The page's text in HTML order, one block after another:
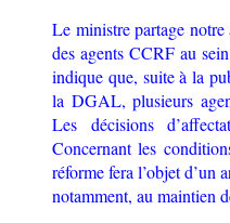
Le ministre partage
des agents CCRF au
indique que, suite à la
la DGAL, plusieurs
Les décisions
Concernant les
réforme fera l’objet d’un
notamment, au maintien